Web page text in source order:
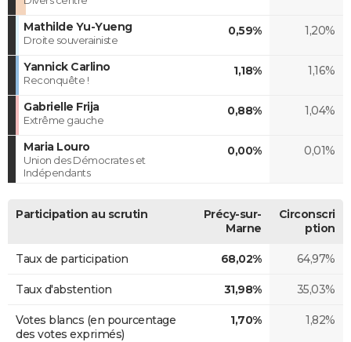
Mathilde Yu-Yueng
Droite souverainiste
0,59% 1,20%
Yannick Carlino
Reconquête !
1,18% 1,16%
Gabrielle Frija
Extrême gauche
0,88% 1,04%
Maria Louro
Union des Démocrates et
Indépendants
0,00% 0,01%
Participation au scrutin
Précy-sur-
Marne
Circonscri
ption
Taux de participation 68,02% 64,97%
Taux d'abstention 31,98% 35,03%
Votes blancs (en pourcentage
des votes exprimés)
1,70% 1,82%